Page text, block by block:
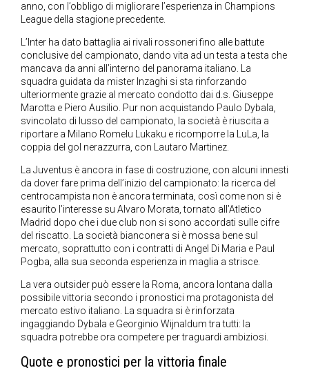
anno, con l’obbligo di migliorare l’esperienza in Champions
League della stagione precedente.
L’Inter ha dato battaglia ai rivali rossoneri fino alle battute
conclusive del campionato, dando vita ad un testa a testa che
mancava da anni all’interno del panorama italiano. La
squadra guidata da mister Inzaghi si sta rinforzando
ulteriormente grazie al mercato condotto dai d.s. Giuseppe
Marotta e Piero Ausilio. Pur non acquistando Paulo Dybala,
svincolato di lusso del campionato, la società è riuscita a
riportare a Milano Romelu Lukaku e ricomporre la LuLa, la
coppia del gol nerazzurra, con Lautaro Martinez.
La Juventus è ancora in fase di costruzione, con alcuni innesti
da dover fare prima dell’inizio del campionato: la ricerca del
centrocampista non è ancora terminata, così come non si è
esaurito l’interesse su Alvaro Morata, tornato all’Atletico
Madrid dopo che i due club non si sono accordati sulle cifre
del riscatto. La società bianconera si è mossa bene sul
mercato, soprattutto con i contratti di Angel Di Maria e Paul
Pogba, alla sua seconda esperienza in maglia a strisce.
La vera outsider può essere la Roma, ancora lontana dalla
possibile vittoria secondo i pronostici ma protagonista del
mercato estivo italiano. La squadra si è rinforzata
ingaggiando Dybala e Georginio Wijnaldum tra tutti: la
squadra potrebbe ora competere per traguardi ambiziosi.
Quote e pronostici per la vittoria finale